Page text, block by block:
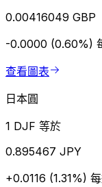
0.00416049 GBP
-0.0000 (0.60%)
查看圖表
日本圓
1 DJF 等於
0.895467 JPY
+0.0116 (1.31%)